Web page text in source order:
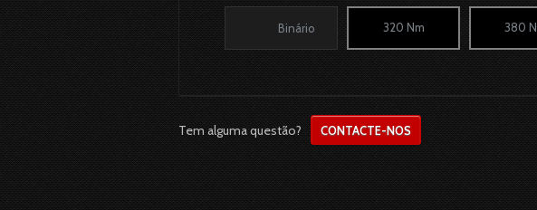
Binário 320 Nm 380
Tem alguma questão? CONTACTE-NOS